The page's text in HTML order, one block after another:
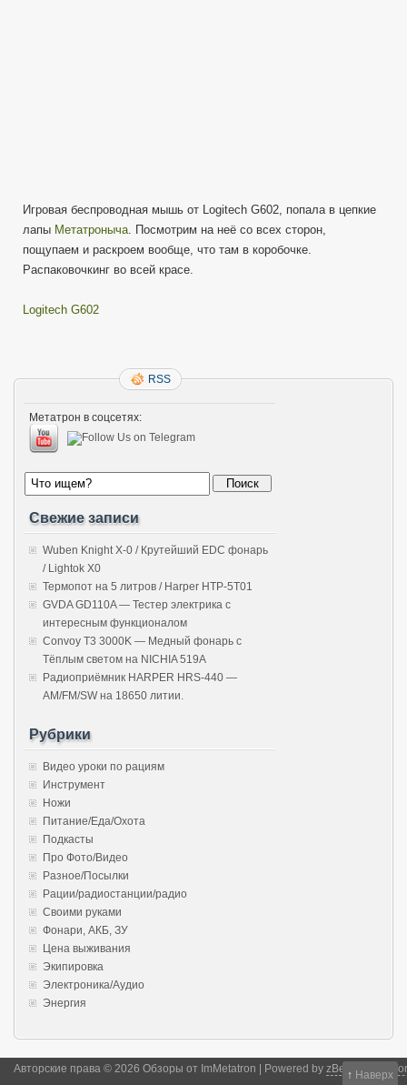
Игровая беспроводная мышь от Logitech G602, попала в цепкие
лапы Метатроныча . Посмотрим на неё со всех сторон,
пощупаем и раскроем вообще, что там в коробочке.
Распаковочкинг во всей красе.
Logitech G602
RSS
Метатрон в соцсетях:
Свежие записи
Wuben Knight X-0 / Крутейший EDC фонарь
/ Lightok X0
Термопот на 5 литров / Harper HTP-5T01
GVDA GD110A — Тестер электрика с
интересным функционалом
Convoy T3 3000K — Медный фонарь с
Тёплым светом на NICHIA 519A
Радиоприёмник HARPER HRS-440 —
AM/FM/SW на 18650 литии.
Рубрики
Видео уроки по рациям
Инструмент
Ножи
Питание/Еда/Охота
Подкасты
Про Фото/Видео
Разное/Посылки
Рации/радиостанции/радио
Своими руками
Фонари, АКБ, ЗУ
Цена выживания
Экипировка
Электроника/Аудио
Энергия
Авторские права © 2026 Обзоры от ImMetatron | Powered by zBench
↑ Наверх